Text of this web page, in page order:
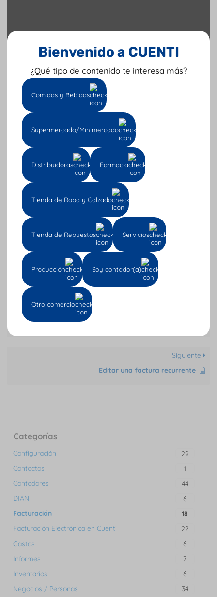
Así puedes crear un despacho sencillo en la plataforma
Cuenti.
Tu opinión nos importa: califica AQUÍ
Anterior
Despacho agrupado
Siguiente
Editar una factura recurrente
Categorías
Configuración
29
Contactos
1
Contadores
44
DIAN
6
Facturación
18
Facturación Electrónica en Cuenti
22
Gastos
6
Informes
7
Inventarios
6
Negocios / Personas
34
Bienvenido a CUENTI
¿Qué tipo de contenido te interesa más?
Comidas y Bebidas
Supermercado/Minimercado
Distribuidoras Farmacia
Tienda de Ropa y Calzado
Tienda de Repuestos Servicios
Producción Soy contador(a)
Otro comercio